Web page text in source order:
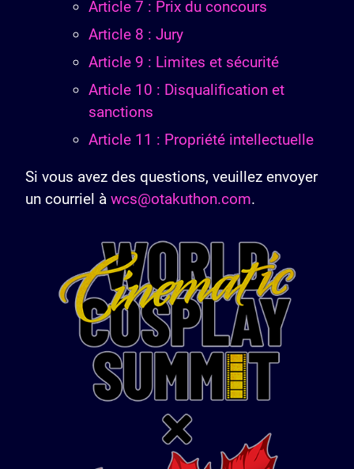
Article 7 : Prix du concours
Article 8 : Jury
Article 9 : Limites et sécurité
Article 10 : Disqualification et
sanctions
Article 11 : Propriété intellectuelle
Si vous avez des questions, veuillez envoyer
un courriel à wcs@otakuthon.com.